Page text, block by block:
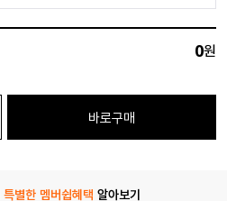
0원
바로구매
특별한 멤버쉽혜택 알아보기